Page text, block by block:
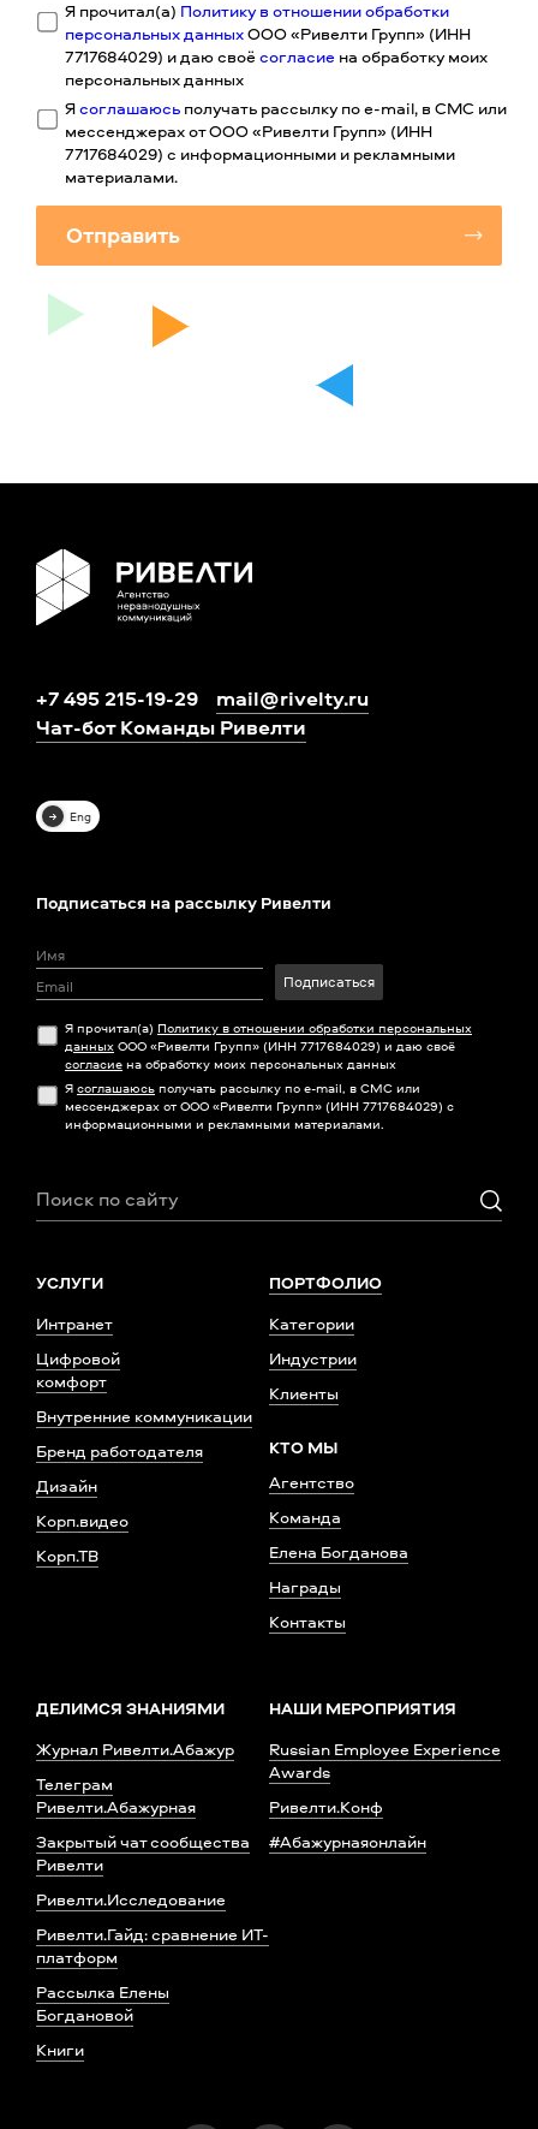
Я прочитал(а) Политику в отношении обработки
персональных данныхООО «Ривелти Групп» (ИНН
7717684029) и даю своёсогласие на обработку моих
персональных данных
Ясоглашаюсь получать рассылку по e-mail, в СМС или
мессенджерах от ООО «Ривелти Групп» (ИНН
7717684029) с информационными и рекламными
материалами.
Отправить
+7 495 215-19-29
mail@rivelty.ru
Чат-бот Команды Ривелти
Eng
УСЛУГИ
Интранет
Цифровой
комфорт
Внутренние коммуникации
Бренд работодателя
Дизайн
Корп.видео
Корп.ТВ
ПОРТФОЛИО
Категории
Индустрии
Клиенты
КТО МЫ
Агентство
Команда
Елена Богданова
Награды
Контакты
ДЕЛИМСЯ ЗНАНИЯМИ
Журнал Ривелти.Абажур
Телеграм
Ривелти.Абажурная
Закрытый чат сообщества
Ривелти
Ривелти.Исследование
Ривелти.Гайд: сравнение ИТ-
платформ
Рассылка Елены
Богдановой
Книги
НАШИ МЕРОПРИЯТИЯ
Russian Employee Experience
Awards
Ривелти.Конф
#Абажурнаяонлайн
Подписаться на рассылку Ривелти
Подписаться
Я прочитал(а) Политику в отношении обработки персональных
данных ООО «Ривелти Групп» (ИНН 7717684029) и даю своё
согласие на обработку моих персональных данных
Я соглашаюсь получать рассылку по e-mail, в СМС или
мессенджерах от ООО «Ривелти Групп» (ИНН 7717684029) с
информационными и рекламными материалами.